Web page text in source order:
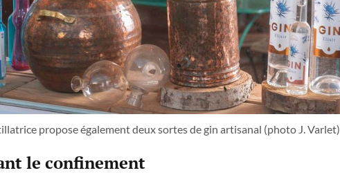
propose également deux sortes de gin artisanal (photo J. Varlet)
le confinement